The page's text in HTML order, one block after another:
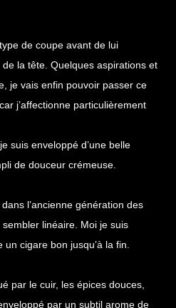
de coupe avant de lui
la tête. Quelques aspirations et
je vais enfin pouvoir passer ce
j’affectionne particulièrement
suis enveloppé d’une belle
de douceur crémeuse.
l’ancienne génération des
linéaire. Moi je suis
cigare bon jusqu’à la fin.
par le cuir, les épices douces,
par un subtil arome de